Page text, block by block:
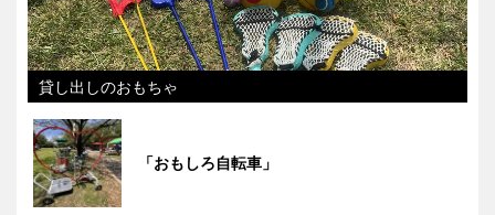
貸し出しのおもちゃ
「おもしろ自転車」